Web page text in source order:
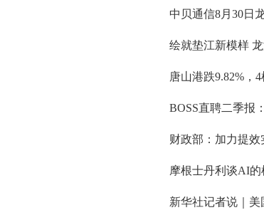
中贝通信8月30日
绘就垫江新模样
唐山港跌9.82%，
BOSS直聘二季报
财政部：加力提
摩根士丹利谈AI
新华社记者说｜